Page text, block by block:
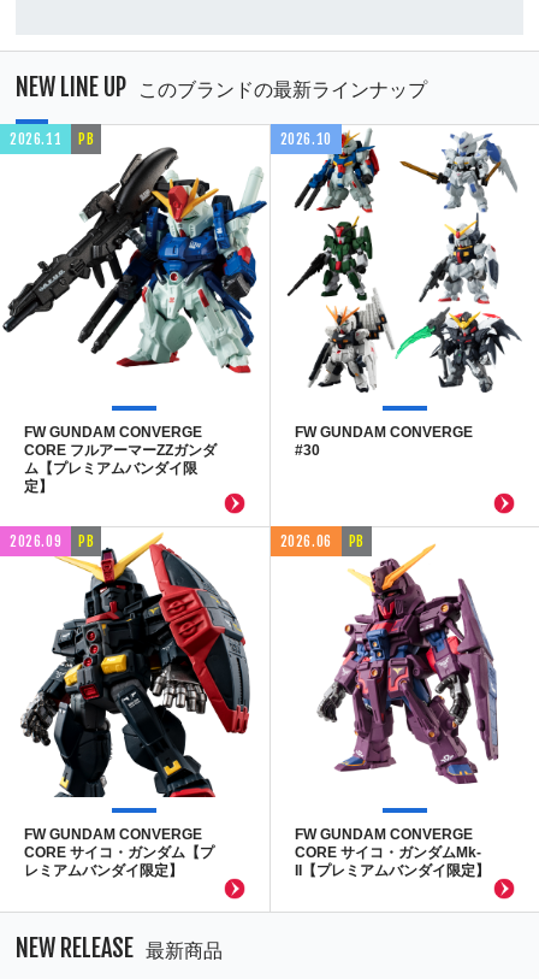
NEW LINE UP このブランドの最新ラインナップ
2026.11 PB
FW GUNDAM CONVERGE
CORE フルアーマーZZガンダ
ム【プレミアムバンダイ限
定】
2026.10
FW GUNDAM CONVERGE
#30
2026.09 PB
FW GUNDAM CONVERGE
CORE サイコ・ガンダム【プ
レミアムバンダイ限定】
2026.06 PB
FW GUNDAM CONVERGE
CORE サイコ・ガンダムMk-
II【プレミアムバンダイ限定】
NEW RELEASE 最新商品